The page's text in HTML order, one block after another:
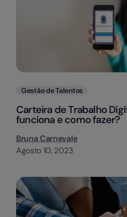
Categorias
Gestão de Talentos
Carteira de Trabalho
funciona e como fazer?
Bruna Carnevale
Agosto 10, 2023